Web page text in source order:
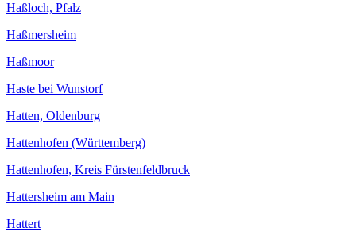
Haßloch, Pfalz
Haßmersheim
Haßmoor
Haste bei Wunstorf
Hatten, Oldenburg
Hattenhofen (Württemberg)
Hattenhofen, Kreis Fürstenfeldbruck
Hattersheim am Main
Hattert